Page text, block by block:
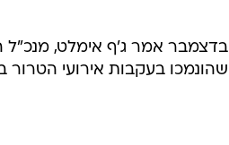
בדצמבר אמר ג'ף אימלט, מנכ"ל
שהונמכו בעקבות אירועי הטרור ב-11